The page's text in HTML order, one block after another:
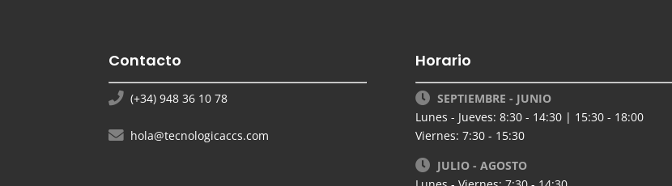
Contacto
(+34) 948 36 10 78
hola@tecnologicaccs.com
Horario
SEPTIEMBRE - JUNIO
Lunes - Jueves: 8:30 - 14:30 | 15:30 - 18:00
Viernes: 7:30 - 15:30
JULIO - AGOSTO